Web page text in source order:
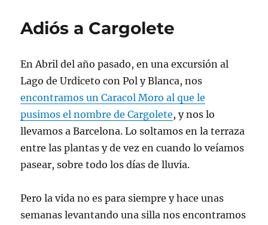
Barcelona
Adiós a Cargolete
En Abril del año pasado, en una excursión al
Lago de Urdiceto con Pol y Blanca, nos
encontramos un Caracol Moro al que le
pusimos el nombre de Cargolete, y nos lo
llevamos a Barcelona. Lo soltamos en la terraza
entre las plantas y de vez en cuando lo veíamos
pasear, sobre todo los días de lluvia.
Pero la vida no es para siempre y hace unas
semanas levantando una silla nos encontramos